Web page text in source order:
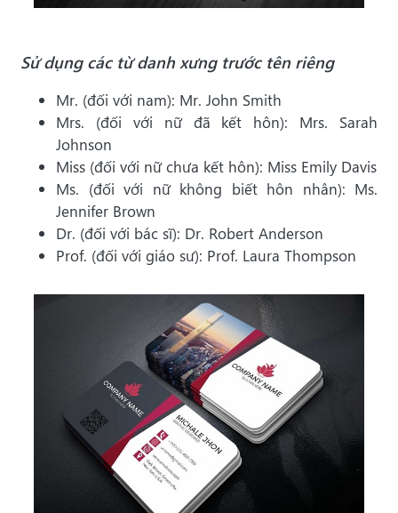
Sử dụng các từ danh xưng trước tên riêng
Mr. (đối với nam): Mr. John Smith
Mrs. (đối với nữ đã kết hôn): Mrs. Sarah
Johnson
Miss (đối với nữ chưa kết hôn): Miss Emily Davis
Ms. (đối với nữ không biết hôn nhân): Ms.
Jennifer Brown
Dr. (đối với bác sĩ): Dr. Robert Anderson
Prof. (đối với giáo sư): Prof. Laura Thompson